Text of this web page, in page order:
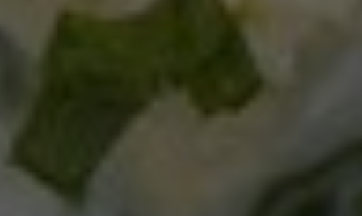
Marketing Cookies werden von Drittanbietern oder
werden, bedarf der Zugriff auf externe Inhalte